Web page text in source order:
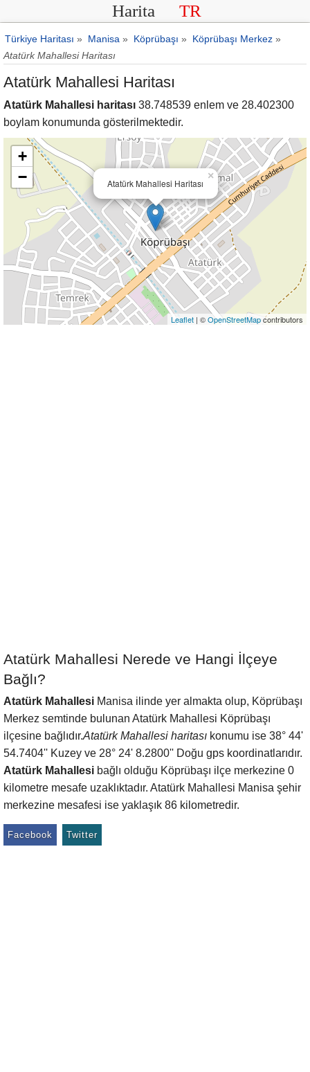
Harita TR
Türkiye Haritası » Manisa » Köprübaşı » Köprübaşı Merkez »
Atatürk Mahallesi Haritası
Atatürk Mahallesi Haritası
Atatürk Mahallesi haritası 38.748539 enlem ve 28.402300
boylam konumunda gösterilmektedir.
Atatürk Mahallesi Haritası
×
+
−
Leaflet | ©OpenStreetMapcontributors
Atatürk Mahallesi Nerede ve Hangi İlçeye
Bağlı?
Atatürk Mahallesi Manisa ilinde yer almakta olup, Köprübaşı
Merkez semtinde bulunan Atatürk Mahallesi Köprübaşı
ilçesine bağlıdır.Atatürk Mahallesi haritası konumu ise 38° 44'
54.7404'' Kuzey ve 28° 24' 8.2800'' Doğu gps koordinatlarıdır.
Atatürk Mahallesi bağlı olduğu Köprübaşı ilçe merkezine 0
kilometre mesafe uzaklıktadır. Atatürk Mahallesi Manisa şehir
merkezine mesafesi ise yaklaşık 86 kilometredir.
Facebook Twitter